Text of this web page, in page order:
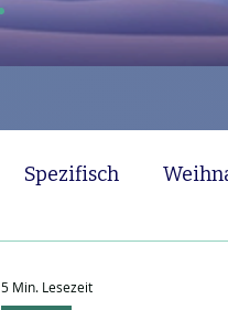
Spezifisch
5 Min. Lesezeit